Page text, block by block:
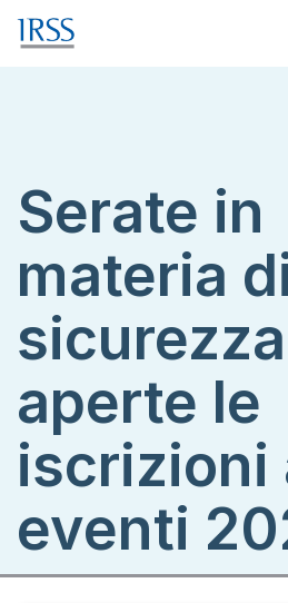
Serate in
materia
aperte le
iscrizioni
eventi